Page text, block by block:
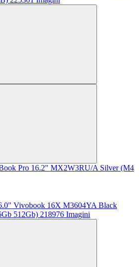
Pro 16.2" MX2W3RU/A Silver (M4